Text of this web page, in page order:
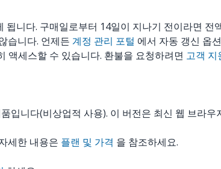
니다. 구매일로부터 14일이 지나기 전이라면 전
습니다. 언제든 계정 관리 포털 에서 자동 갱신 옵
액세스할 수 있습니다. 환불을 요청하려면 고객 지
입니다(비상업적 사용). 이 버전은 최신 웹 브라
세한 내용은 플랜 및 가격 을 참조하세요.